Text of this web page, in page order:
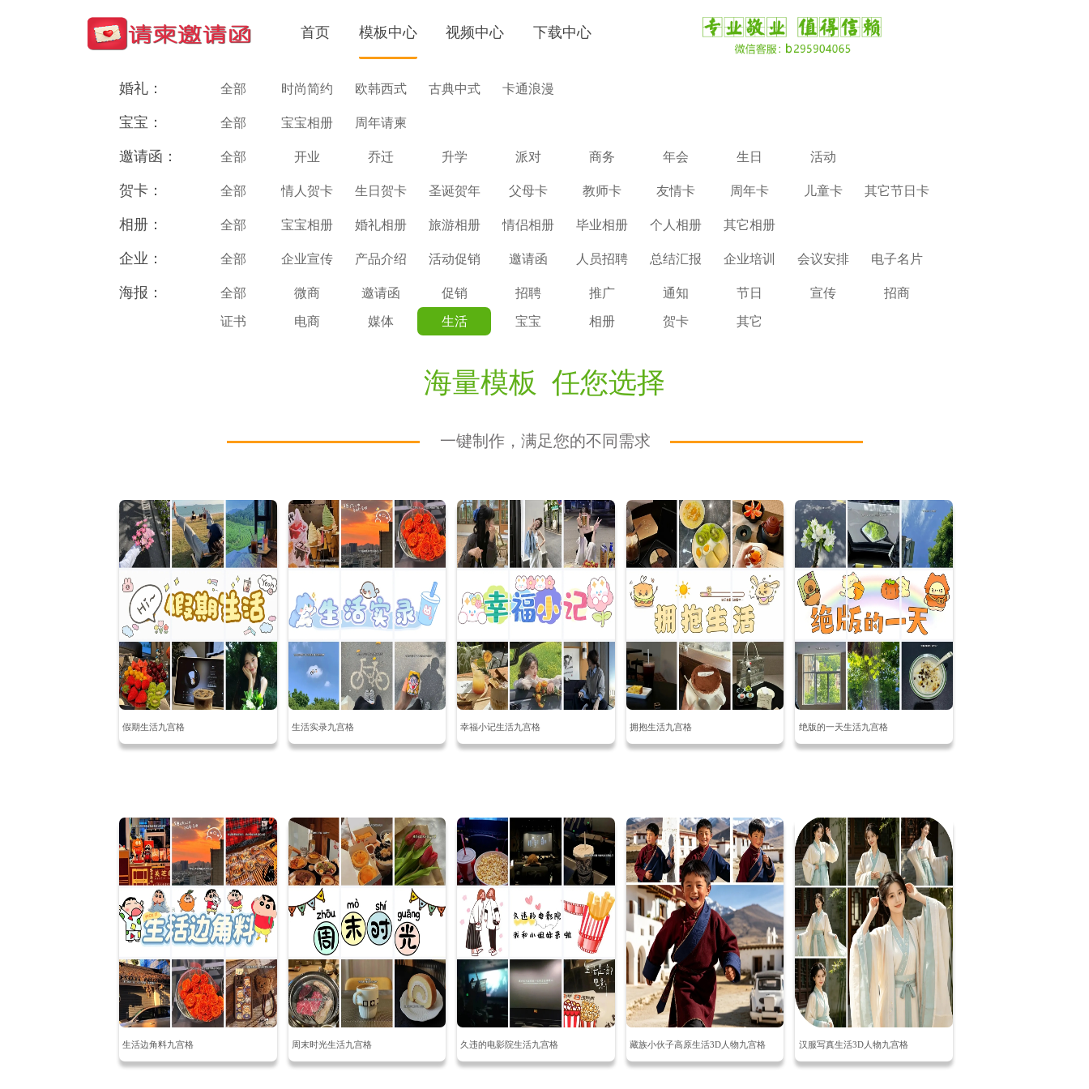
首页 模板中心 视频中心 下载中心
婚礼： 全部 时尚简约 欧韩西式 古典中式 卡通浪漫
宝宝： 全部 宝宝相册 周年请柬
邀请函： 全部 开业 乔迁 升学 派对 商务 年会 生日 活动
贺卡： 全部 情人贺卡 生日贺卡 圣诞贺年 父母卡 教师卡 友情卡 周年卡 儿童卡 其它节日卡
相册： 全部 宝宝相册 婚礼相册 旅游相册 情侣相册 毕业相册 个人相册 其它相册
企业： 全部 企业宣传 产品介绍 活动促销 邀请函 人员招聘 总结汇报 企业培训 会议安排 电子名片
海报： 全部 微商 邀请函 促销 招聘 推广 通知 节日 宣传 招商
证书 电商 媒体 生活 宝宝 相册 贺卡 其它
海量模板 任您选择
一键制作，满足您的不同需求
假期生活九宫格 生活实录九宫格 幸福小记生活九宫格 拥抱生活九宫格 绝版的一天生活九宫格
生活边角料九宫格 周末时光生活九宫格 久违的电影院生活九宫格 藏族小伙子高原生活3D人物九宫格 汉服写真生活3D人物九宫格